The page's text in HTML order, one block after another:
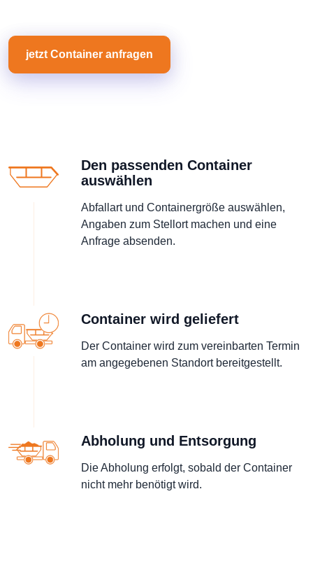
jetzt Container anfragen
Den passenden Container
auswählen
Abfallart und Containergröße auswählen,
Angaben zum Stellort machen und eine
Anfrage absenden.
Container wird geliefert
Der Container wird zum vereinbarten Termin
am angegebenen Standort bereitgestellt.
Abholung und Entsorgung
Die Abholung erfolgt, sobald der Container
nicht mehr benötigt wird.